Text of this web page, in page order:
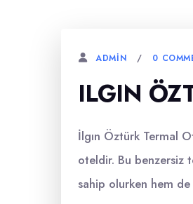
ADMIN 0
ILGIN
İlgın Öztürk Termal
oteldir. Bu benzersiz
sahip olurken hem de